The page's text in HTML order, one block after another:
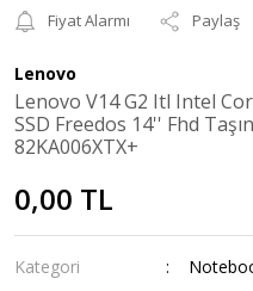
Fiyat Alarmı
Paylaş
Lenovo
Lenovo V14 G2 Itl Intel
SSD Freedos 14'' Fhd
82KA006XTX+
0,00 TL
Kategori